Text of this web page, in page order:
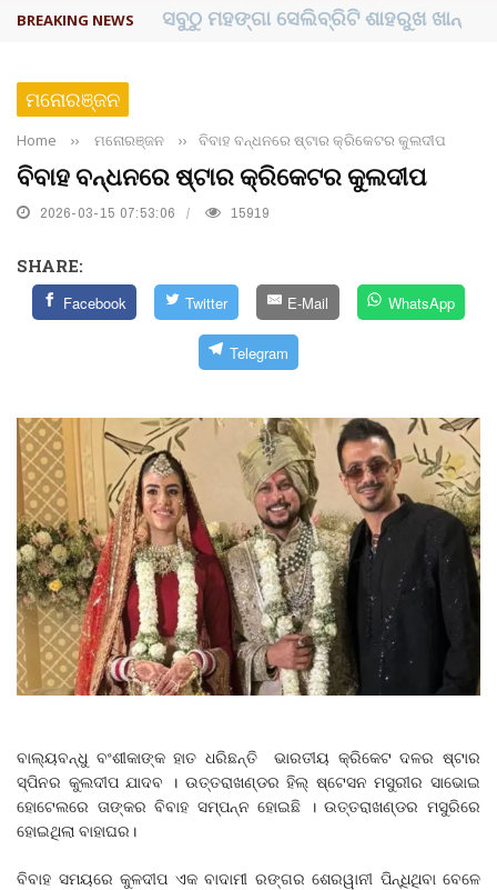
BREAKING NEWS ବିଏସ୍‌ପିର ବିଧାୟକ ଉମା ଶଙ୍କର ସିଂହଙ୍କ ...
ମନୋରଞ୍ଜନ
Home ›› ମନୋରଞ୍ଜନ ›› ବିବାହ ବନ୍ଧନରେ ଷ୍ଟାର କ୍ରିକେଟର କୁଲଦୀପ
ବିବାହ ବନ୍ଧନରେ ଷ୍ଟାର କ୍ରିକେଟର କୁଲଦୀପ
2026-03-15 07:53:06 15919
SHARE:
Facebook Twitter E-Mail WhatsApp
Telegram
ବାଲ୍ୟବନ୍ଧୁ ବଂଶୀକାଙ୍କ ହାତ ଧରିଛନ୍ତି ଭାରତୀୟ କ୍ରିକେଟ ଦଳର ଷ୍ଟାର
ସ୍ପିନର କୁଲଦୀପ ଯାଦବ । ଉତ୍ତରାଖଣ୍ଡର ହିଲ୍ ଷ୍ଟେସନ ମସୁରୀର ସାଭୋଇ
ହୋଟେଲରେ ତାଙ୍କର ବିବାହ ସମ୍ପନ୍ନ ହୋଇଛି । ଉତ୍ତରାଖଣ୍ଡର ମସୁରିରେ
ହୋଇଥିଲା ବାହାଘର।
ବିବାହ ସମୟରେ କୁଳଦୀପ ଏକ ବାଦାମୀ ରଙ୍ଗର ଶେରୱାନୀ ପିନ୍ଧିଥିବା ବେଳେ